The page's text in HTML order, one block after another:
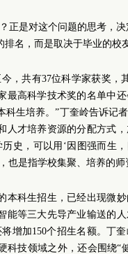
正是对这个问题的思考，
名，而是取决于毕业的校
，共有37位科学家获奖
最高科学技术奖的名单中
科生培养。”丁奎岭告诉记
人才培养资源的分配方式
史，可以用‘因图强而生
也是指学校集聚、培养的
本科生招生，已经出现微
能等三大先导产业输送的
增加150个招生名额。丁
科技领域之外，还会围绕“